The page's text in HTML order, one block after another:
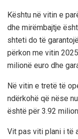
Kështu në vitin e
dhe mirëmbajtje
shteti do të
përkon me vitin
milionë euro dhe
Në vitin e tretë të
ndërkohë që nëse
është për 3.92
Vit pas viti plani i të